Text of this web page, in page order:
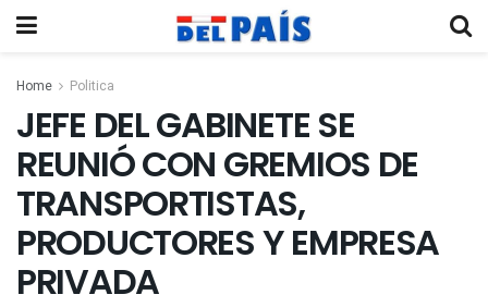
Home Politica
JEFE DEL GABINETE SE
REUNIÓ CON GREMIOS DE
TRANSPORTISTAS,
PRODUCTORES Y EMPRESA
PRIVADA